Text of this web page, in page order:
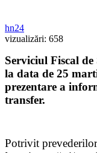
hn24
vizualizări: 658
Serviciul Fiscal
la data de 25
prezentare a
transfer.
Potrivit